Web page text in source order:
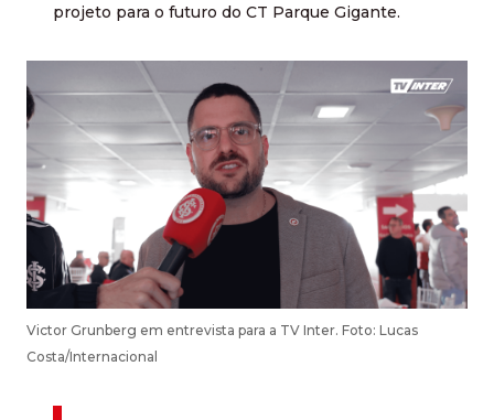
projeto para o futuro do CT Parque Gigante.
Victor Grunberg em entrevista para a TV Inter. Foto: Lucas
Costa/Internacional